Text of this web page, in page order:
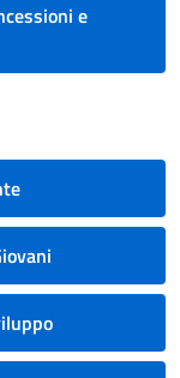
e